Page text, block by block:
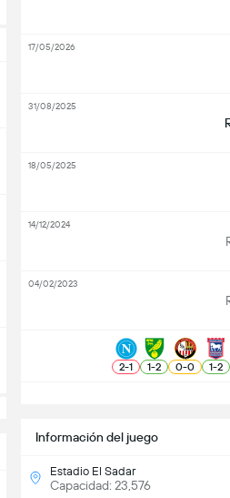
Información del juego
Estadio El Sadar
Capacidad: 23,576
17/05/2026
31/08/2025
18/05/2025
14/12/2024
04/02/2023
2-1 1-2 0-0 1-2